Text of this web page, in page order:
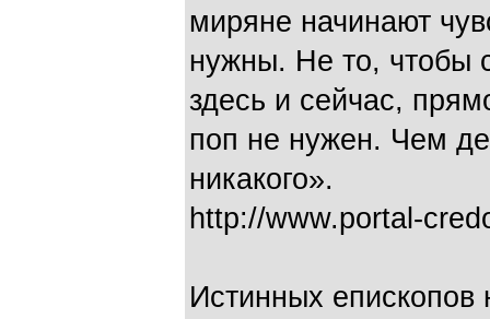
миряне начинают
нужны. Не то, чтобы
здесь и сейчас,
поп не нужен. Чем
никакого».
http://www.portal-
Истинных епископов